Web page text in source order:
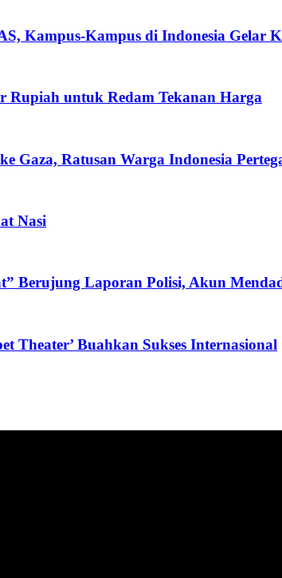
Kampus-Kampus di Indonesia Gelar
untuk Redam Tekanan Harga
Gaza, Ratusan Warga Indonesia
Nasi
Berujung Laporan Polisi, Akun
Theater’ Buahkan Sukses Internasional